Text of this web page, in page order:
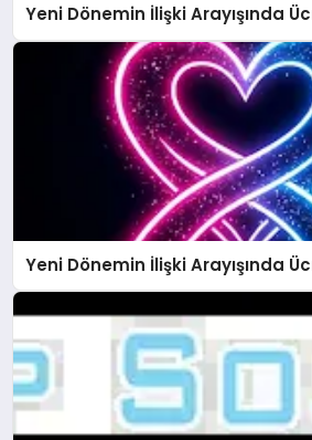
Yeni Dönemin İlişki Arayışında
Yeni Dönemin İlişki Arayışında